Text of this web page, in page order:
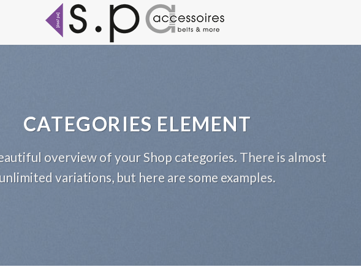
CATEGORIES ELEMENT
overview of your Shop categories. There is almost
unlimited variations, but here are some examples.